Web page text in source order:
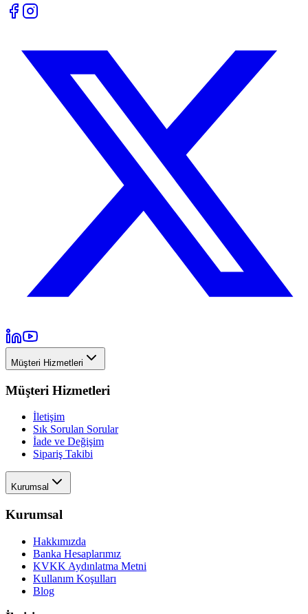
Müşteri Hizmetleri
Müşteri Hizmetleri
İletişim
Sık Sorulan Sorular
İade ve Değişim
Sipariş Takibi
Kurumsal
Kurumsal
Hakkımızda
Banka Hesaplarımız
KVKK Aydınlatma Metni
Kullanım Koşulları
Blog